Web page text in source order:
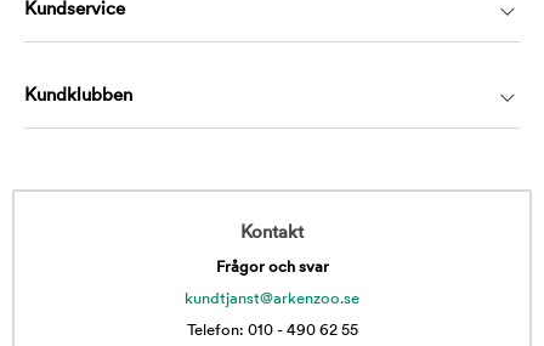
Kundservice
Kundklubben
Kontakt
Frågor och svar
kundtjanst@arkenzoo.se
Telefon: 010 - 490 62 55